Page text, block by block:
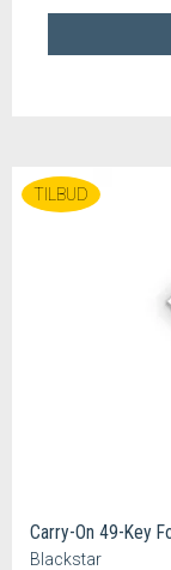
TILBUD
Carry-On 49-Key
Blackstar